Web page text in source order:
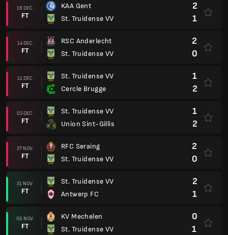
18 DEC.
FT
KAA Gent
St. Truidense VV
2
1
14 DEC.
FT
RSC Anderlecht
St. Truidense VV
2
0
11 DEC.
FT
St. Truidense VV
Cercle Brugge
1
2
03 DEC.
FT
St. Truidense VV
Union Sint-Gillis
1
2
27 NOV.
FT
RFC Seraing
St. Truidense VV
2
0
21 NOV.
FT
St. Truidense VV
Antwerp FC
2
1
06 NOV.
FT
KV Mechelen
St. Truidense VV
0
1